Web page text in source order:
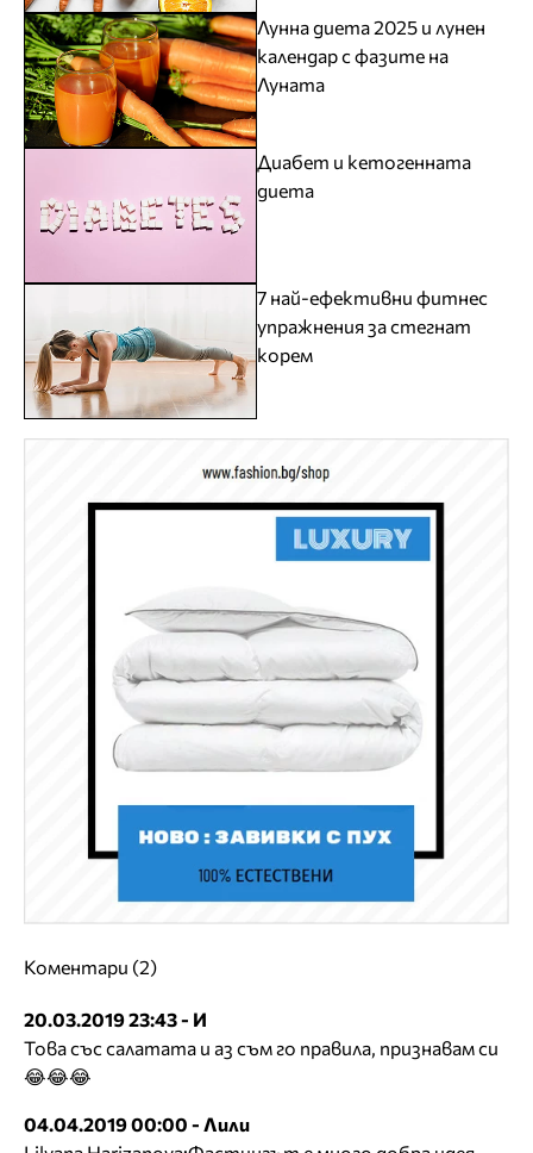
Лунна диета 2025 и лунен
календар с фазите на
Луната
Диабет и кетогенната
диета
7 най-ефективни фитнес
упражнения за стегнат
корем
Коментари (2)
20.03.2019 23:43 - И
Това със салатата и аз съм го правила, признавам си
😂😂😂
04.04.2019 00:00 - Лили